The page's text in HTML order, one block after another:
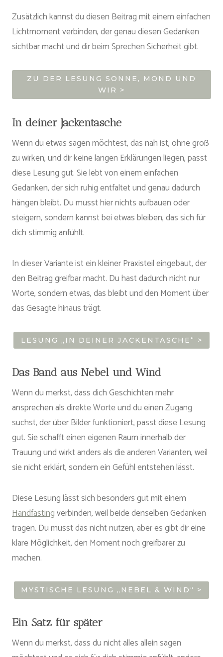
Zusätzlich kannst du diesen Beitrag mit einem einfachen
Lichtmoment verbinden, der genau diesen Gedanken
sichtbar macht und dir beim Sprechen Sicherheit gibt.
ZU DER LESUNG SONNE, MOND UND
WIR >
In deiner Jackentasche
Wenn du etwas sagen möchtest, das nah ist, ohne groß
zu wirken, und dir keine langen Erklärungen liegen, passt
diese Lesung gut. Sie lebt von einem einfachen
Gedanken, der sich ruhig entfaltet und genau dadurch
hängen bleibt. Du musst hier nichts aufbauen oder
steigern, sondern kannst bei etwas bleiben, das sich für
dich stimmig anfühlt.
In dieser Variante ist ein kleiner Praxisteil eingebaut, der
den Beitrag greifbar macht. Du hast dadurch nicht nur
Worte, sondern etwas, das bleibt und den Moment über
das Gesagte hinaus trägt.
LESUNG „IN DEINER JACKENTASCHE“ >
Das Band aus Nebel und Wind
Wenn du merkst, dass dich Geschichten mehr
ansprechen als direkte Worte und du einen Zugang
suchst, der über Bilder funktioniert, passt diese Lesung
gut. Sie schafft einen eigenen Raum innerhalb der
Trauung und wirkt anders als die anderen Varianten, weil
sie nicht erklärt, sondern ein Gefühl entstehen lässt.
Diese Lesung lässt sich besonders gut mit einem
Handfastingverbinden, weil beide denselben Gedanken
tragen. Du musst das nicht nutzen, aber es gibt dir eine
klare Möglichkeit, den Moment noch greifbarer zu
machen.
MYSTISCHE LESUNG „NEBEL & WIND“ >
Ein Satz für später
Wenn du merkst, dass du nicht alles allein sagen